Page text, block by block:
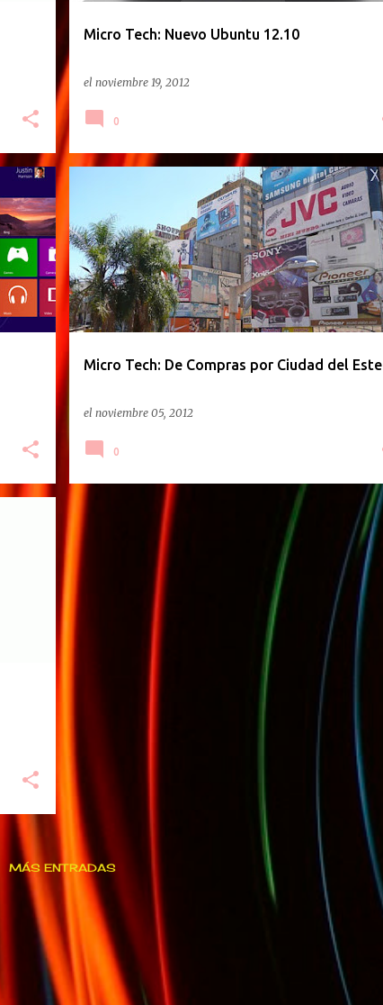
Micro Tech: Nuevo Ubuntu 12.10
el noviembre 19, 2012
0
Micro Tech: De Compras por Ciudad del Este
el noviembre 05, 2012
0
MÁS ENTRADAS